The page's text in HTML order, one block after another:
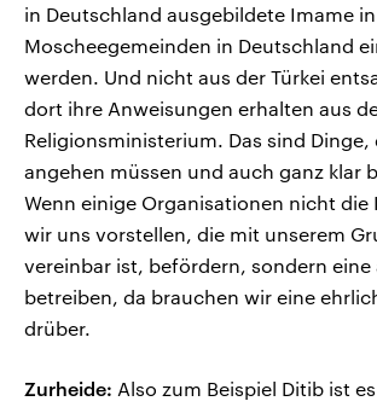
in Deutschland ausgebildete Imame in
Moscheegemeinden in Deutschland
werden. Und nicht aus der Türkei
dort ihre Anweisungen erhalten aus
Religionsministerium. Das sind Dinge,
angehen müssen und auch ganz klar
Wenn einige Organisationen nicht
wir uns vorstellen, die mit unserem
vereinbar ist, befördern, sondern eine
betreiben, da brauchen wir eine
drüber.
Zurheide: Also zum Beispiel Ditib ist